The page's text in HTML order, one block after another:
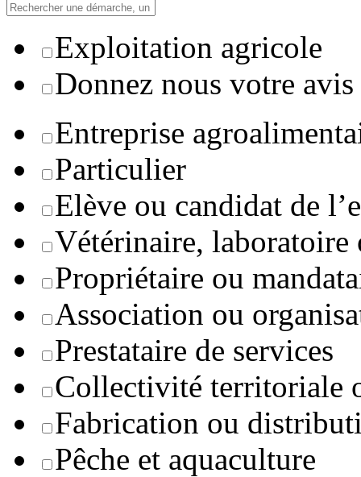
Exploitation agricole
Donnez nous votre avis
Entreprise
Particulier
Elève ou candidat de
Vétérinaire, laboratoire
Propriétaire ou
Association ou
Prestataire de services
Collectivité territoriale
Fabrication ou
Pêche et aquaculture